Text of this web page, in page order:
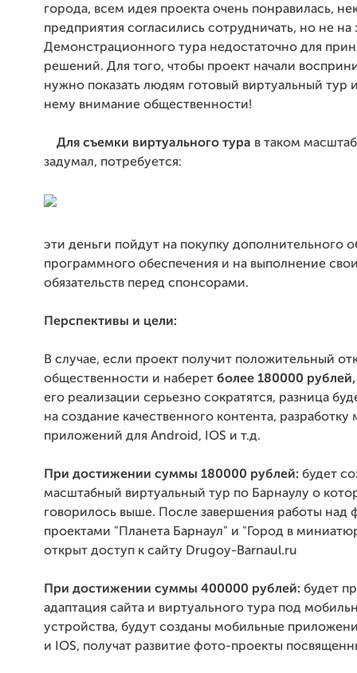
города, всем идея проекта очень понравилась,
предприятия согласились сотрудничать, но не на
Демонстрационного тура недостаточно для
решений. Для того, чтобы проект начали
нужно показать людям готовый виртуальный тур
нему внимание общественности!
Для съемки виртуального тура в таком
задумал, потребуется:
эти деньги пойдут на покупку дополнительного
программного обеспечения и на выполнение
обязательств перед спонсорами.
Перспективы и цели:
В случае, если проект получит положительный
общественности и наберет более 180000
его реализации серьезно сократятся, разница
на создание качественного контента,
приложений для Android, IOS и т.д.
При достижении суммы 180000 рублей: будет
масштабный виртуальный тур по Барнаулу о
говорилось выше. После завершения работы над
проектами "Планета Барнаул" и "Город в
открыт доступ к сайту Drugoy-Barnaul.ru
При достижении суммы 400000 рублей: будет
адаптация сайта и виртуального тура под
устройства, будут созданы мобильные
и IOS, получат развитие фото-проекты